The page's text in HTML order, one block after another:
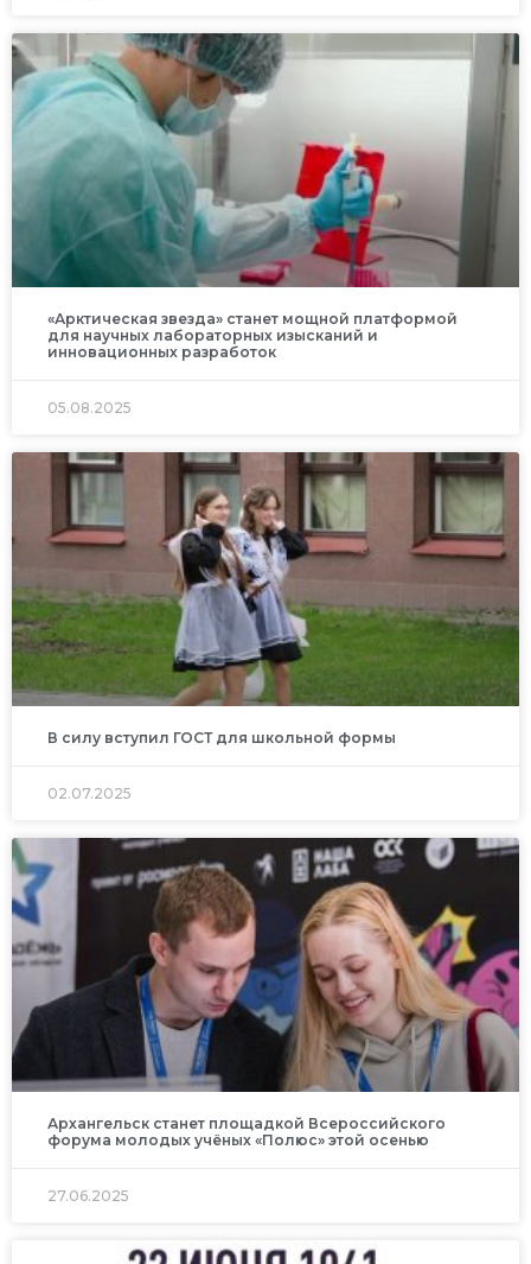
«Арктическая звезда» станет мощной платформой
для научных лабораторных изысканий и
инновационных разработок
05.08.2025
В силу вступил ГОСТ для школьной формы
02.07.2025
Архангельск станет площадкой Всероссийского
форума молодых учёных «Полюс» этой осенью
27.06.2025